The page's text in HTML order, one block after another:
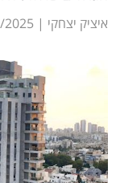
מדדים
דעות
רכילות
עסקית
קריפטו
איציק יצחקי |
2025